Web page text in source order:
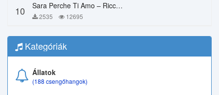
10 Sara Perche Ti Amo – Ricchi E Poveri
2535 12695
Kategóriák
Állatok
(188 csengőhangok)